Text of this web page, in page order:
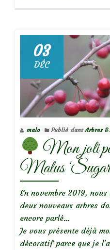
Focus
sur
le
rosier
‘Stanwell
03
DÉC
malo Publié dansArbres &
Mon joli
Malus
En novembre 2019,
deux nouveaux arbres
encore parlé…
Je vous présente déjà
décoratif parce que je